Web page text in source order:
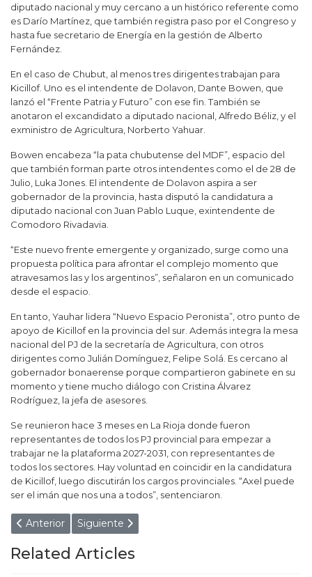
diputado nacional y muy cercano a un histórico referente como
es Darío Martínez, que también registra paso por el Congreso y
hasta fue secretario de Energía en la gestión de Alberto
Fernández.
En el caso de Chubut, al menos tres dirigentes trabajan para
Kicillof. Uno es el intendente de Dolavon, Dante Bowen, que
lanzó el “Frente Patria y Futuro” con ese fin. También se
anotaron el excandidato a diputado nacional, Alfredo Béliz, y el
exministro de Agricultura, Norberto Yahuar.
Bowen encabeza “la pata chubutense del MDF”, espacio del
que también forman parte otros intendentes como el de 28 de
Julio, Luka Jones. El intendente de Dolavon aspira a ser
gobernador de la provincia, hasta disputó la candidatura a
diputado nacional con Juan Pablo Luque, exintendente de
Comodoro Rivadavia.
“Este nuevo frente emergente y organizado, surge como una
propuesta política para afrontar el complejo momento que
atravesamos las y los argentinos”, señalaron en un comunicado
desde el espacio.
En tanto, Yauhar lidera “Nuevo Espacio Peronista”, otro punto de
apoyo de Kicillof en la provincia del sur. Además integra la mesa
nacional del PJ de la secretaría de Agricultura, con otros
dirigentes como Julián Domínguez, Felipe Solá. Es cercano al
gobernador bonaerense porque compartieron gabinete en su
momento y tiene mucho diálogo con Cristina Álvarez
Rodríguez, la jefa de asesores.
Se reunieron hace 3 meses en La Rioja donde fueron
representantes de todos los PJ provincial para empezar a
trabajar ne la plataforma 2027-2031, con representantes de
todos los sectores. Hay voluntad en coincidir en la candidatura
de Kicillof, luego discutirán los cargos provinciales. “Axel puede
ser el imán que nos una a todos”, sentenciaron.
Artículo anterior: LA YAGUARETÉ JANAÍNA APARECIÓ
Anterior Artículo siguiente: "ROBATE EL CIELO": LA
Siguiente
Related Articles